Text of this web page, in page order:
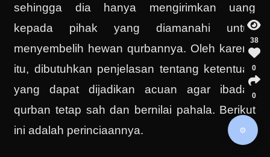
sehingga dia hanya mengirimkan uang
kepada pihak yang diamanahi untuk
menyembelih hewan qurbannya. Oleh karena
itu, dibutuhkan penjelasan tentang ketentuan
yang dapat dijadikan acuan agar ibadah
qurban tetap sah dan bernilai pahala. Berikut
ini adalah perinciaannya.
38
0
0
⚙️